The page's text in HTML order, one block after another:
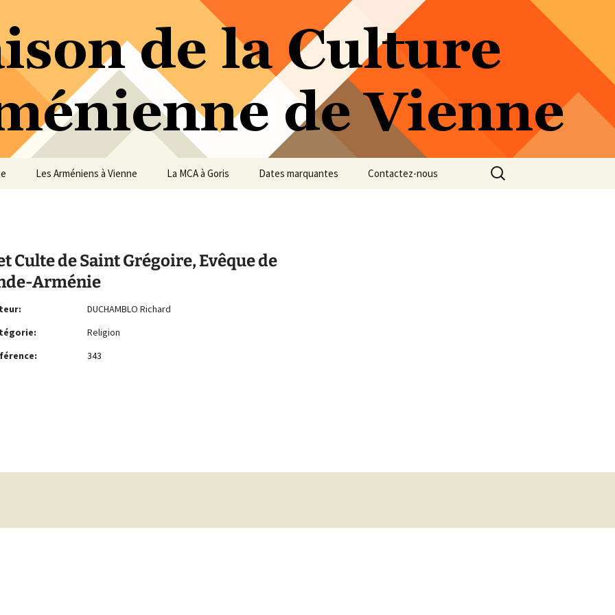
de Vienne
Les Arméniens à Vienne La MCA à Goris Dates marquantes Contactez-nous
Rechercher :
Culte de Saint Grégoire, Evêque de
Arménie
DUCHAMBLO Richard
Religion
343